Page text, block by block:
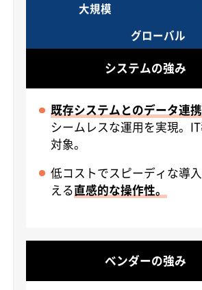
大規模
グローバル
システムの強み
既存システムとのデータ連
シームレスな運用を実現。
対象。
低コストでスピーディな導
える直感的な操作性。
ベンダーの強み